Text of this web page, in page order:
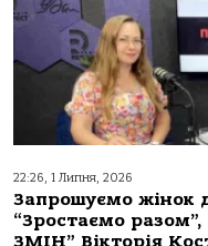
22:26, 1 Липня, 2026
Запрошуємо жінок
“Зростаємо разом”,
ЗМІН” Вікторія